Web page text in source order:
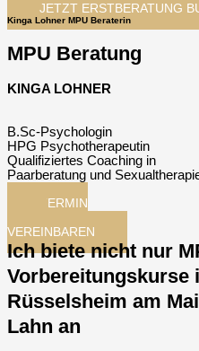
JETZT ERSTBERATUNG
Kinga Lohner MPU Beraterin
MPU Beratung
KINGA LOHNER
B.Sc-Psychologin
HPG Psychotherapeutin
Qualifiziertes Coaching in
Paarberatung und
TERMIN
VEREINBAREN
Ich biete nicht nur
Vorbereitungskurse
Rüsselsheim am
Lahn an